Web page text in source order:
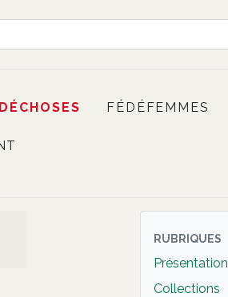
FÉDÉFEMMES
RUBRIQUES
Présentation
Collections